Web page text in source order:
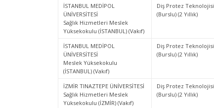
İSTANBUL MEDİPOL
ÜNİVERSİTESİ
Sağlık Hizmetleri Meslek
Yüksekokulu (İSTANBUL) (Vakıf)
Diş Protez Teknolojisi
(Burslu) (2 Yıllık)
İSTANBUL MEDİPOL
ÜNİVERSİTESİ
Meslek Yüksekokulu
(İSTANBUL) (Vakıf)
Diş Protez Teknolojisi
(Burslu) (2 Yıllık)
İZMİR TINAZTEPE ÜNİVERSİTESİ
Sağlık Hizmetleri Meslek
Yüksekokulu (İZMİR) (Vakıf)
Diş Protez Teknolojisi
(Burslu) (2 Yıllık)